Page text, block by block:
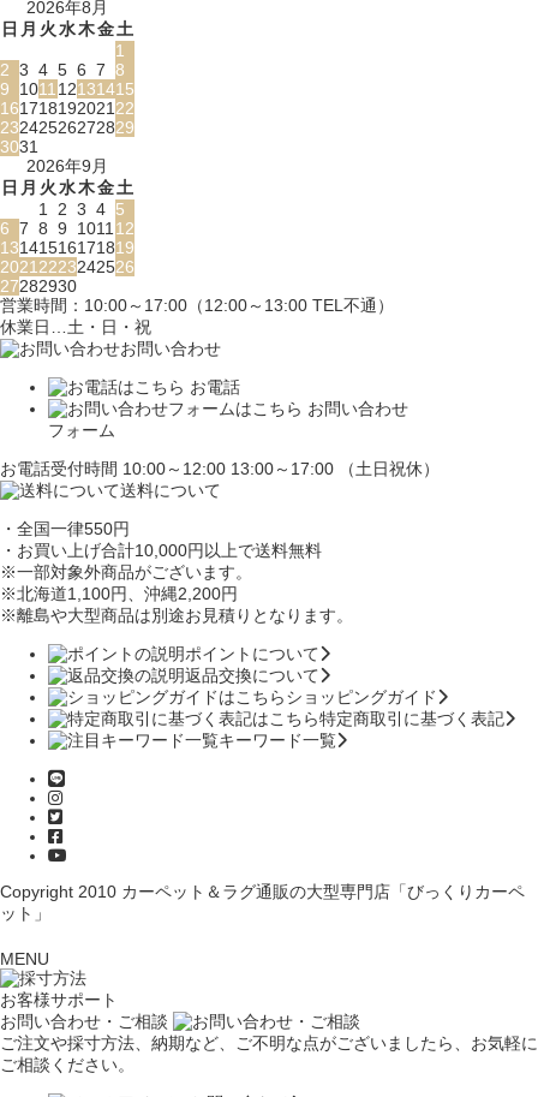
2026年8月
日 月 火水木金土
1
2 3 4 5 6 7 8
9
101112131415
16171819202122
23242526272829
3031
2026年9月
日 月 火水木金土
1 2 3 4 5
6 7 8 9 101112
13141516171819
20212223242526
27282930
営業時間：10:00～17:00（12:00～13:00 TEL不通）
休業日…土・日・祝
お問い合わせ
お電話
お問い合わせ
フォーム
お電話受付時間 10:00～12:00 13:00～17:00 （土日祝休）
送料について
・全国一律550円
・お買い上げ合計10,000円 以上で送料無料
※一部対象外商品がございます。
※北海道1,100円、沖縄2,200円
※離島や大型商品は別途お見積りとなります。
ポイントについて
返品交換について
ショッピングガイド
特定商取引に基づく表記
キーワード一覧
Copyright 2010 カーペット＆ラグ通販の大型専門店「びっくりカーペ
ット」
MENU
お客様サポート
お問い合わせ・ご相談
ご注文や採寸方法、納期など、ご不明な点がございましたら、お気軽に
ご相談ください。